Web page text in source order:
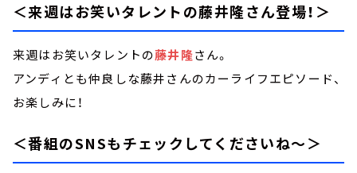
＜来週はお笑いタレントの藤井隆さん登場！＞
来週はお笑いタレントの藤井隆さん。
アンディとも仲良しな藤井さんのカーライフエピソード、
お楽しみに！
＜番組のSNSもチェックしてくださいね～＞